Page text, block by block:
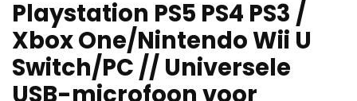
Playstation PS5 PS4 PS3 /
Xbox One/Nintendo Wii U
Switch/PC // Universele